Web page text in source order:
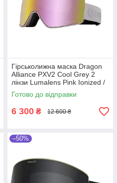
Гірськолижна маска Dragon
Alliance PXV2 Cool Grey 2
лінзи Lumalens Pink Ionized /
Lumalens Dark Smoke
Готово до відправки
6 300 ₴ 12 600 ₴
–50%